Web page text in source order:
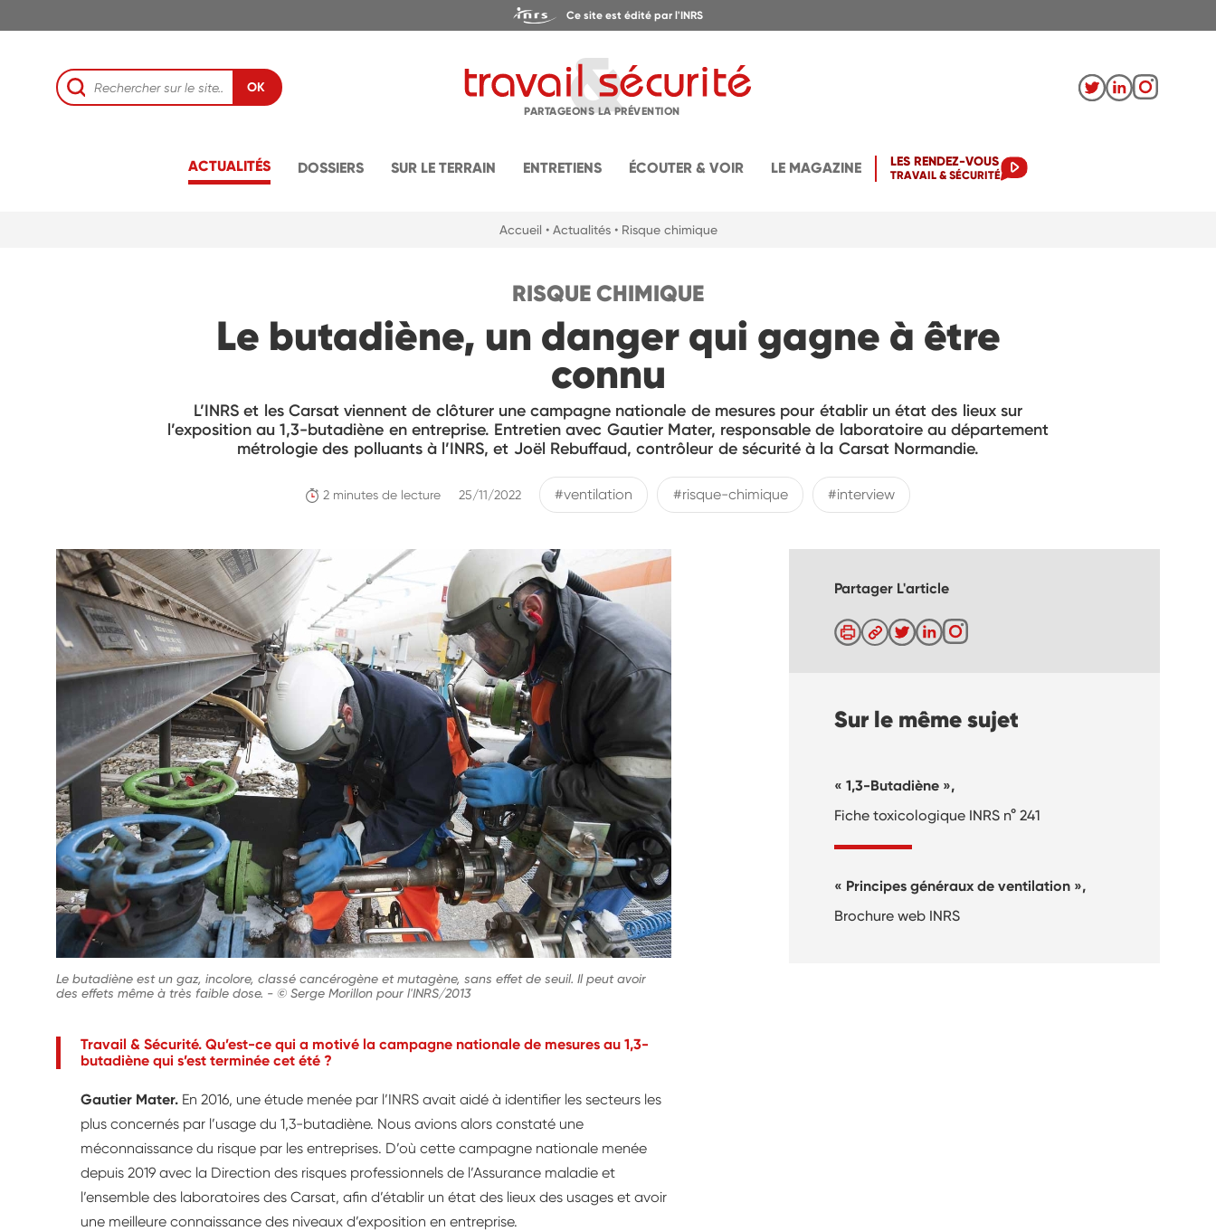
Ce site est édité par l'INRS
OK
PARTAGEONS LA PRÉVENTION
ACTUALITÉS DOSSIERS SUR LE TERRAIN ENTRETIENS ÉCOUTER & VOIR LE MAGAZINE LES RENDEZ-VOUS
TRAVAIL & SÉCURITÉ
Accueil • Actualités • Risque chimique
RISQUE CHIMIQUE
Le butadiène, un danger qui gagne à être
connu
L’INRS et les Carsat viennent de clôturer une campagne nationale de mesures pour établir un état des lieux sur
l’exposition au 1,3-butadiène en entreprise. Entretien avec Gautier Mater, responsable de laboratoire au département
métrologie des polluants à l’INRS, et Joël Rebuffaud, contrôleur de sécurité à la Carsat Normandie.
2 minutes de lecture 25/11/2022 #ventilation #risque-chimique #interview
Le butadiène est un gaz, incolore, classé cancérogène et mutagène, sans effet de seuil. Il peut avoir
des effets même à très faible dose. - © Serge Morillon pour l'INRS/2013
Travail & Sécurité. Qu’est-ce qui a motivé la campagne nationale de mesures au 1,3-
butadiène qui s’est terminée cet été ?
Gautier Mater. En 2016, une étude menée par l’INRS avait aidé à identifier les secteurs les
plus concernés par l’usage du 1,3-butadiène. Nous avions alors constaté une
méconnaissance du risque par les entreprises. D’où cette campagne nationale menée
depuis 2019 avec la Direction des risques professionnels de l’Assurance maladie et
l’ensemble des laboratoires des Carsat, afin d’établir un état des lieux des usages et avoir
une meilleure connaissance des niveaux d’exposition en entreprise.
Partager L'article
Sur le même sujet
« 1,3-Butadiène »,
Fiche toxicologique INRS n° 241
« Principes généraux de ventilation »,
Brochure web INRS